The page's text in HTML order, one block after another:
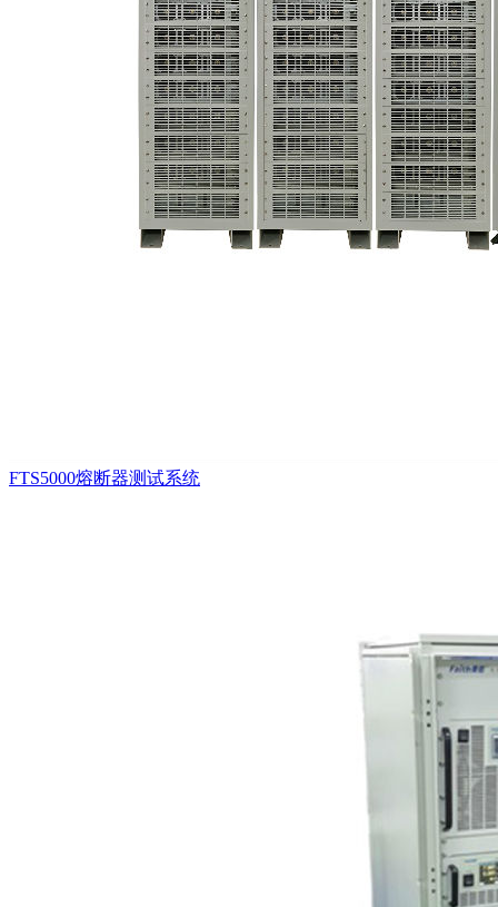
FTS5000熔断器测试系统